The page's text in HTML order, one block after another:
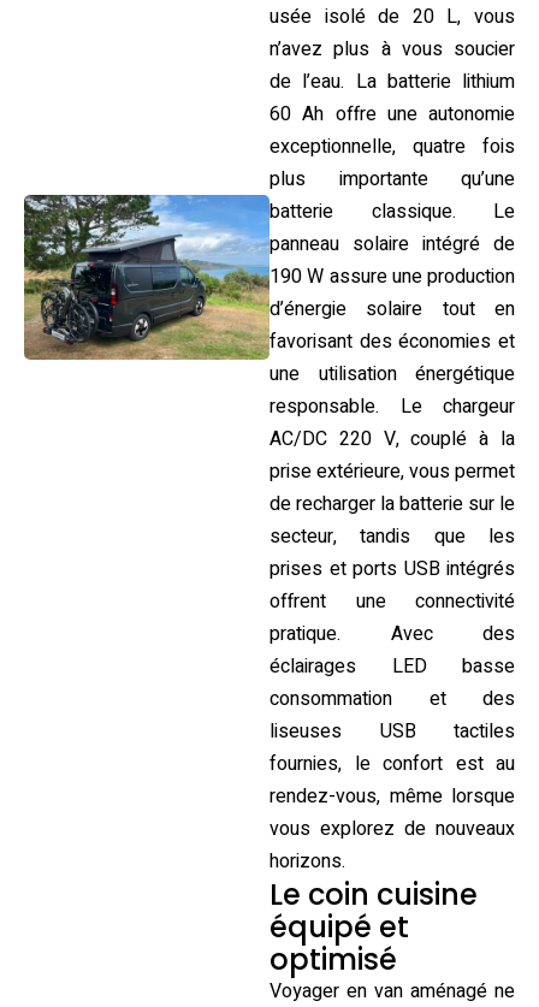
usée isolé de 20 L, vous
n’avez plus à vous soucier
de l’eau. La batterie lithium
60 Ah offre une autonomie
exceptionnelle, quatre fois
plus importante qu’une
batterie classique. Le
panneau solaire intégré de
190 W assure une production
d’énergie solaire tout en
favorisant des économies et
une utilisation énergétique
responsable. Le chargeur
AC/DC 220 V, couplé à la
prise extérieure, vous permet
de recharger la batterie sur le
secteur, tandis que les
prises et ports USB intégrés
offrent une connectivité
pratique. Avec des
éclairages LED basse
consommation et des
liseuses USB tactiles
fournies, le confort est au
rendez-vous, même lorsque
vous explorez de nouveaux
horizons.
Le coin cuisine
équipé et
optimisé
Voyager en van aménagé ne